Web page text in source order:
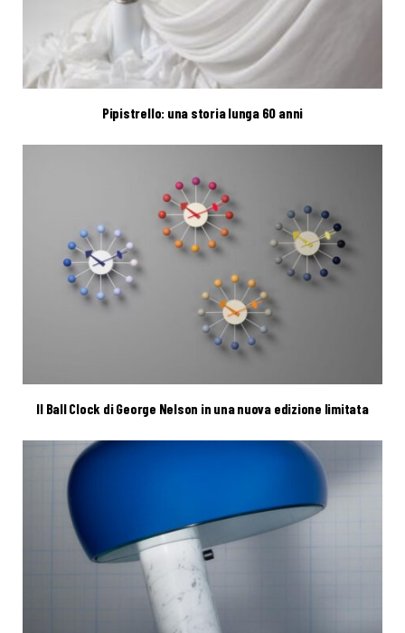
Pipistrello: una storia lunga 60 anni
Il Ball Clock di George Nelson in una nuova edizione limitata